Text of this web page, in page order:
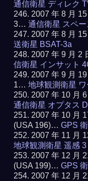
通信衛星 ディレク
2007 年 8 月
3…通信衛星 スペ
2007 年 8 月
送衛星 BSAT-3a
2007 年 9 月 2
信衛星 インサット
2007 年 9 月
1…地球観測衛星
2007 年 10 月
通信衛星 オプタス
2007 年 10 月
(USA 196)…GPS
2007 年 11 月
地球観測衛星 遥感 3
2007 年 12 月
(USA 199)…GPS
2007 年 12 月